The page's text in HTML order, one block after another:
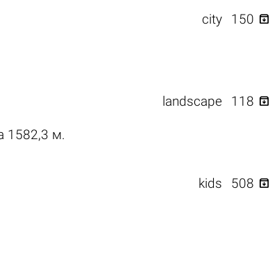
city 150 
1582,3 м.
landscape 118 
kids 508 